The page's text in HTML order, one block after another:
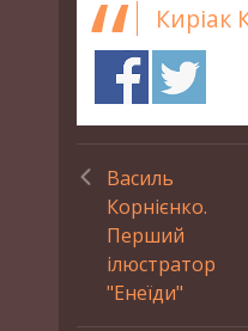
Киріак
Василь
Корнієнко.
Перший
ілюстратор
"Енеїди"